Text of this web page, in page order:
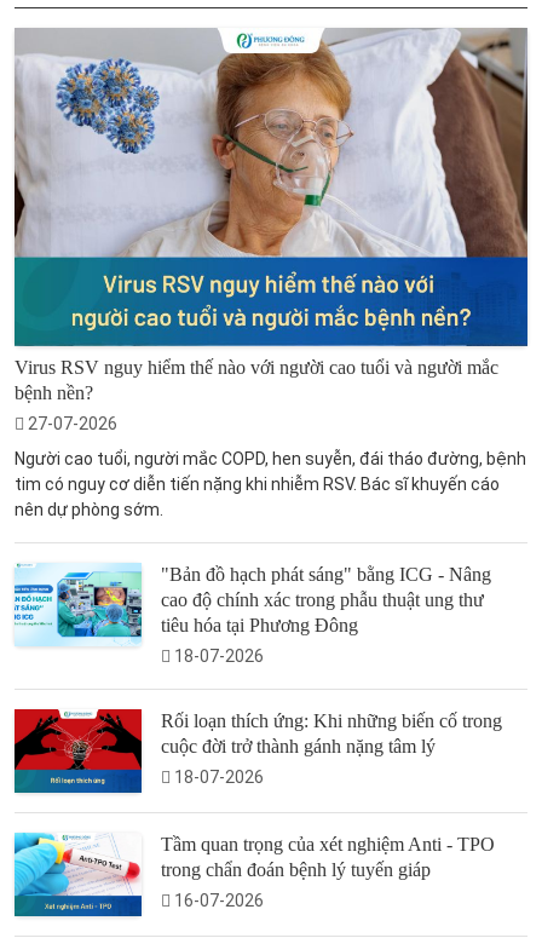
Virus RSV nguy hiểm thế nào với người cao tuổi và người mắc
bệnh nền?
27-07-2026
Người cao tuổi, người mắc COPD, hen suyễn, đái tháo đường, bệnh
tim có nguy cơ diễn tiến nặng khi nhiễm RSV. Bác sĩ khuyến cáo
nên dự phòng sớm.
"Bản đồ hạch phát sáng" bằng ICG - Nâng
cao độ chính xác trong phẫu thuật ung thư
tiêu hóa tại Phương Đông
18-07-2026
Rối loạn thích ứng: Khi những biến cố trong
cuộc đời trở thành gánh nặng tâm lý
18-07-2026
Tầm quan trọng của xét nghiệm Anti - TPO
trong chẩn đoán bệnh lý tuyến giáp
16-07-2026